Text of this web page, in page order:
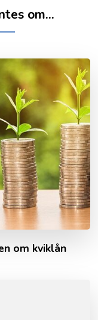
om...
om kviklån